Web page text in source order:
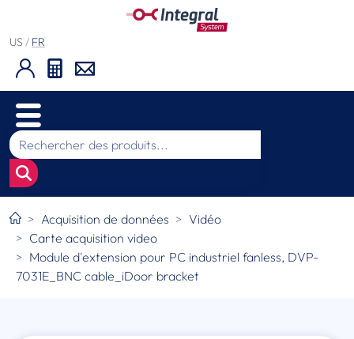
US / FR
Acquisition de données
Vidéo
Carte acquisition video
Module d'extension pour PC industriel fanless, DVP-
7031E_BNC cable_iDoor bracket